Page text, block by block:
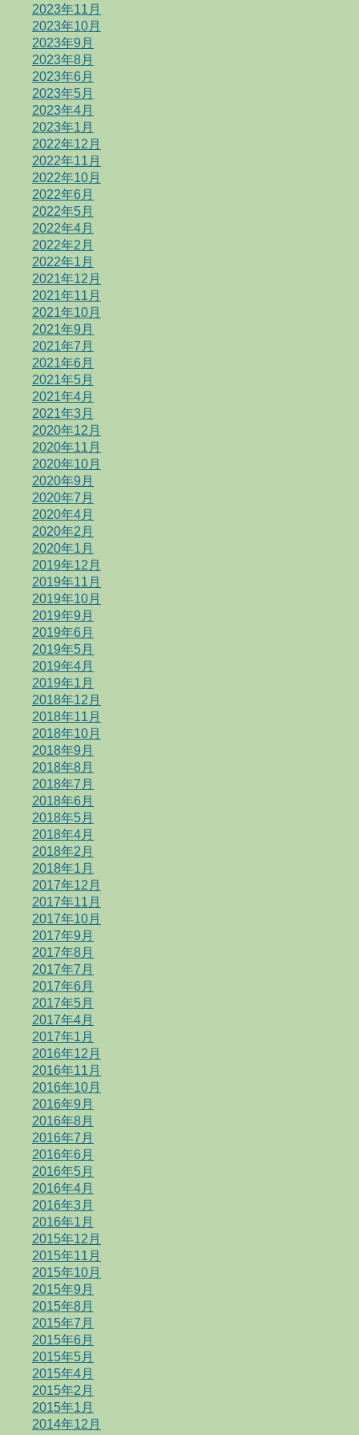
2023年11月
2023年10月
2023年9月
2023年8月
2023年6月
2023年5月
2023年4月
2023年1月
2022年12月
2022年11月
2022年10月
2022年6月
2022年5月
2022年4月
2022年2月
2022年1月
2021年12月
2021年11月
2021年10月
2021年9月
2021年7月
2021年6月
2021年5月
2021年4月
2021年3月
2020年12月
2020年11月
2020年10月
2020年9月
2020年7月
2020年4月
2020年2月
2020年1月
2019年12月
2019年11月
2019年10月
2019年9月
2019年6月
2019年5月
2019年4月
2019年1月
2018年12月
2018年11月
2018年10月
2018年9月
2018年8月
2018年7月
2018年6月
2018年5月
2018年4月
2018年2月
2018年1月
2017年12月
2017年11月
2017年10月
2017年9月
2017年8月
2017年7月
2017年6月
2017年5月
2017年4月
2017年1月
2016年12月
2016年11月
2016年10月
2016年9月
2016年8月
2016年7月
2016年6月
2016年5月
2016年4月
2016年3月
2016年1月
2015年12月
2015年11月
2015年10月
2015年9月
2015年8月
2015年7月
2015年6月
2015年5月
2015年4月
2015年2月
2015年1月
2014年12月